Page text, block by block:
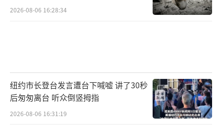
2026-08-06 16:28:34
纽约市长登台发言遭台下喊嘘 讲了30秒
后匆匆离台 听众倒竖拇指
2026-08-06 16:31:19